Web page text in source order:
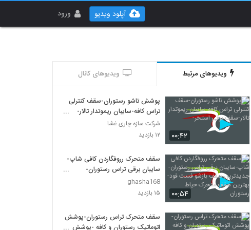
ورود آپلود ویدیو
ویدیوهای مرتبط ویدیوهای کانال
۰۰:۴۲
پوشش تاشو رستوران-سقف کنترلی
تراس کافه-سایبان ریموتدار تالار-
سقف برقی استخر-
شرکت سازه چاری غشا
۱۲ بازدید
۰۰:۵۴
سقف متحرک رروفگاردن کافی شاپ-
سایبان برقی تراس رستوران-
جدیدترین سقف بازشو فست فود-
بهترین سقف متحرک حیاط رستوران
ghasha168
۱۵ بازدید
سقف متحرک تراس رستوران-پوشش
اتوماتیک رستوران و کافه -پوشش